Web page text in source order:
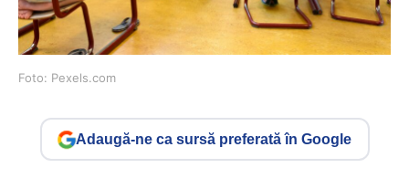
Foto: Pexels.com
Adaugă-ne ca sursă preferată în Google